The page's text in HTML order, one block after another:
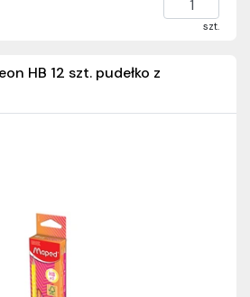
szt.
HB 12 szt. pudełko z